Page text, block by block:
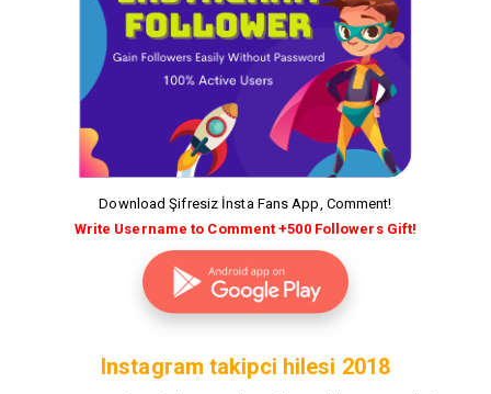
Download Şifresiz İnsta Fans App, Comment!
Write Username to Comment +500 Followers Gift!
Instagram takipci hilesi 2018